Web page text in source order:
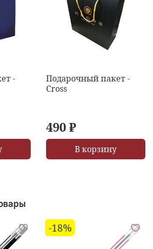
-
Подарочный пакет -
Cross
490 ₽
В корзину
-18%